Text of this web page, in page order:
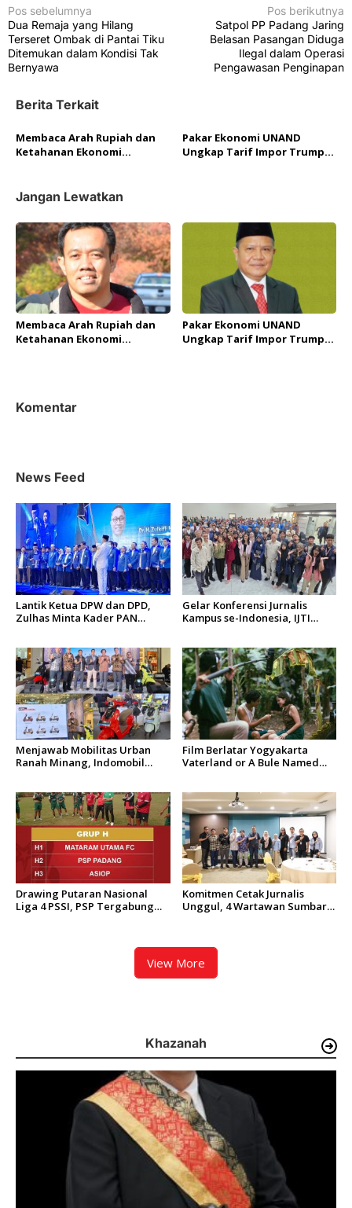
N
a
v
g
s
s
Pos sebelumnya
Dua Remaja yang Hilang
Terseret Ombak di Pantai Tiku
Ditemukan dalam Kondisi Tak
Bernyawa
Pos berikutnya
Satpol PP Padang Jaring
Belasan Pasangan Diduga
Ilegal dalam Operasi
Pengawasan Penginapan
Berita Terkait
Membaca Arah Rupiah dan
Ketahanan Ekonomi
Ekonomi UNAND
Pakar Ekonomi UNAND
Ungkap Tarif Impor Trump
Jangan Lewatkan
Membaca Arah Rupiah dan
Ketahanan Ekonomi
Pakar Ekonomi UNAND
Ungkap Tarif Impor Trump
Komentar
News Feed
Lantik Ketua DPW dan DPD,
Zulhas Minta Kader PAN
Gelar Konferensi Jurnalis
Kampus se-Indonesia, IJTI
Digital
Menjawab Mobilitas Urban
Ranah Minang, Indomobil
Film Berlatar Yogyakarta
Vaterland or A Bule Named
Drawing Putaran Nasional
Liga 4 PSSI, PSP Tergabung
Komitmen Cetak Jurnalis
Unggul, 4 Wartawan Sumbar
View More
Khazanah